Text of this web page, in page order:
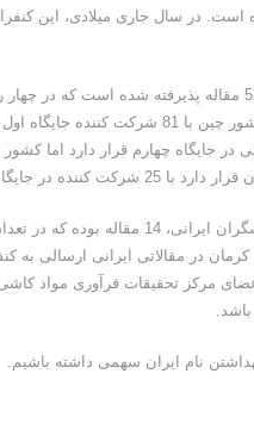
است. در سال جاری میلادی، این
در این کنفرانس، پژوهشگران از 50 کشور دنیا حضور دارند و در مجموع
مختلف ارائه می گردد. در بین کشورهای شرکت کننده در
است که نشان از سهم 50 درصدی دانشگاه کرمان در
نام ایران سهمی داشته باشیم.